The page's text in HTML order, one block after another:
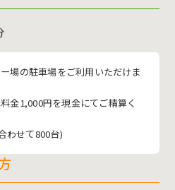
場の駐車場をご利用いただけま
金1,000円を現金にてご精算く
わせて800台)